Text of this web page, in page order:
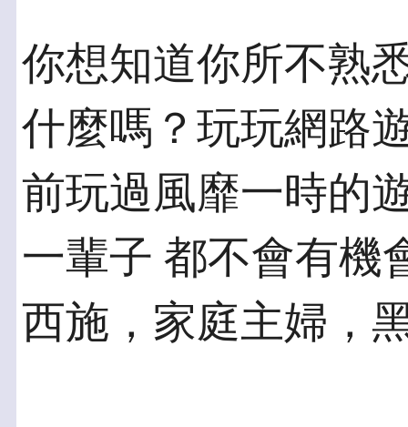
你想知道你所不熟
什麼嗎？玩玩網路
前玩過風靡一時的
一輩子 都不會有機
西施，家庭主婦，